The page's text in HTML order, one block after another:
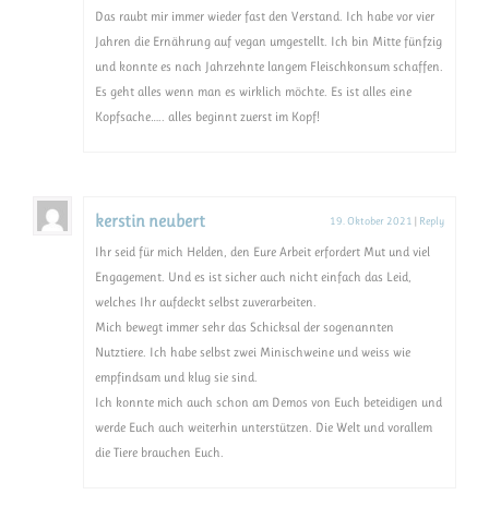
Das raubt mir immer wieder fast den Verstand. Ich habe vor vier
Jahren die Ernährung auf vegan umgestellt. Ich bin Mitte fünfzig
und konnte es nach Jahrzehnte langem Fleischkonsum schaffen.
Es geht alles wenn man es wirklich möchte. Es ist alles eine
Kopfsache….. alles beginnt zuerst im Kopf!
kerstin neubert 19. Oktober 2021 | Reply
Ihr seid für mich Helden, den Eure Arbeit erfordert Mut und viel
Engagement. Und es ist sicher auch nicht einfach das Leid,
welches Ihr aufdeckt selbst zuverarbeiten.
Mich bewegt immer sehr das Schicksal der sogenannten
Nutztiere. Ich habe selbst zwei Minischweine und weiss wie
empfindsam und klug sie sind.
Ich konnte mich auch schon am Demos von Euch beteidigen und
werde Euch auch weiterhin unterstützen. Die Welt und vorallem
die Tiere brauchen Euch.